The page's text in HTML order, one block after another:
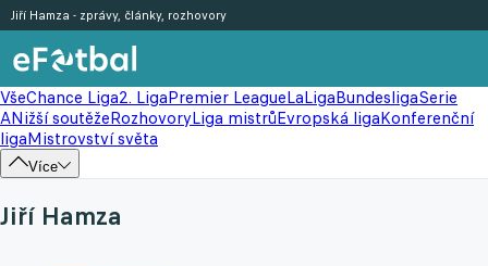
VšeChance Liga2. LigaPremier LeagueLaLigaBundesligaSerie
ANižší soutěžeRozhovoryLiga mistrůEvropská ligaKonferenční
ligaMistrovství světa
Více
Jiří Hamza - zprávy, články, rozhovory
Jiří Hamza